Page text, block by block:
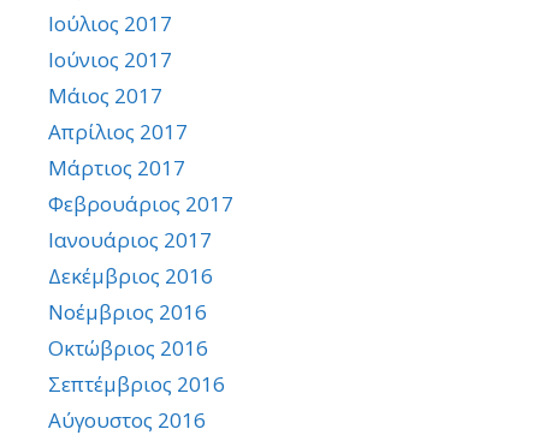
Ιούλιος 2017
Ιούνιος 2017
Μάιος 2017
Απρίλιος 2017
Μάρτιος 2017
Φεβρουάριος 2017
Ιανουάριος 2017
Δεκέμβριος 2016
Νοέμβριος 2016
Οκτώβριος 2016
Σεπτέμβριος 2016
Αύγουστος 2016